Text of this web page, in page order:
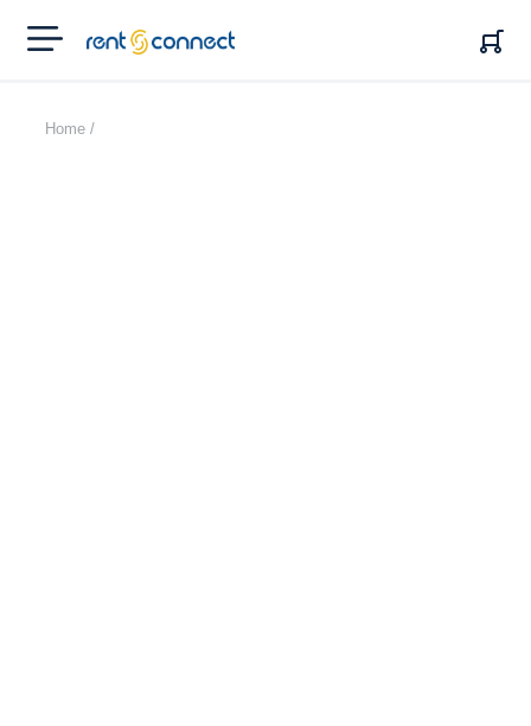
RENT'N
CONNECT
Home /